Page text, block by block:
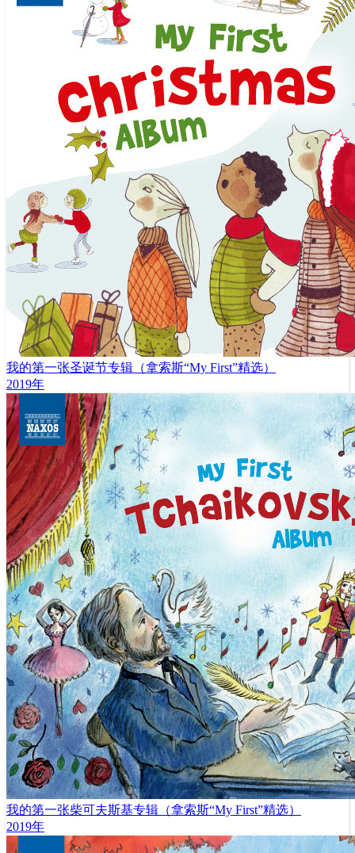
我的第一张圣诞节专辑（拿索斯“My First”精选）
2019年
我的第一张柴可夫斯基专辑（拿索斯“My First”精选）
2019年